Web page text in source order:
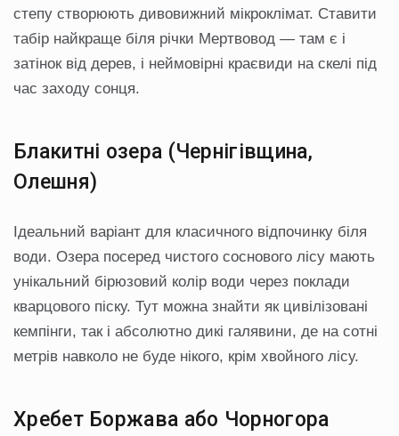
степу створюють дивовижний мікроклімат. Ставити
табір найкраще біля річки Мертвовод — там є і
затінок від дерев, і неймовірні краєвиди на скелі під
час заходу сонця.
Блакитні озера (Чернігівщина,
Олешня)
Ідеальний варіант для класичного відпочинку біля
води. Озера посеред чистого соснового лісу мають
унікальний бірюзовий колір води через поклади
кварцового піску. Тут можна знайти як цивілізовані
кемпінги, так і абсолютно дикі галявини, де на сотні
метрів навколо не буде нікого, крім хвойного лісу.
Хребет Боржава або Чорногора